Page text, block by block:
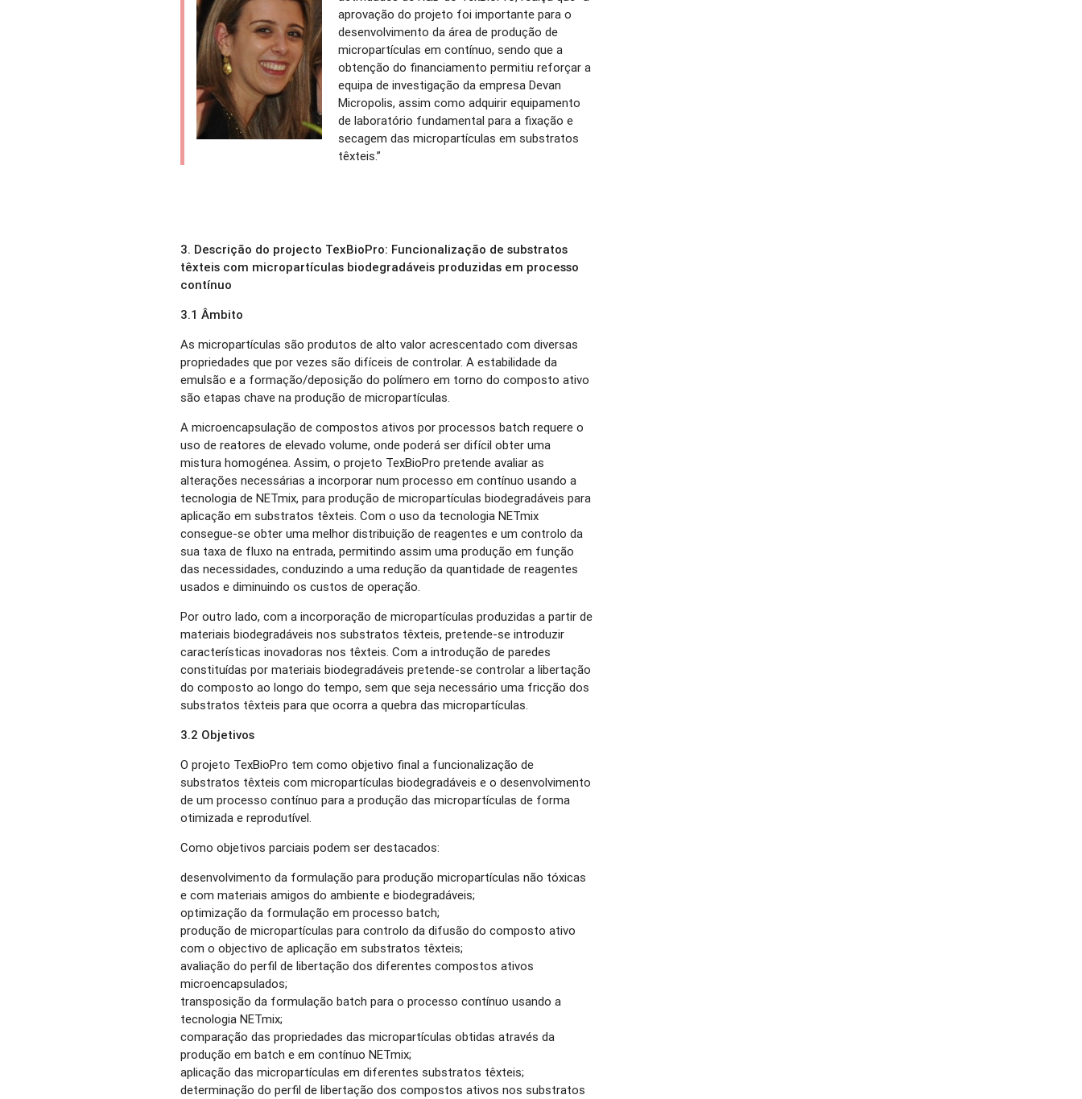
aprovação do projeto foi importante para o
desenvolvimento da área de produção de
micropartículas em contínuo, sendo que a
obtenção do financiamento permitiu reforçar a
equipa de investigação da empresa Devan
Micropolis, assim como adquirir equipamento
de laboratório fundamental para a fixação e
secagem das micropartículas em substratos
têxteis.”
3. Descrição do projecto TexBioPro: Funcionalização de substratos
têxteis com micropartículas biodegradáveis produzidas em processo
contínuo
3.1 Âmbito
As micropartículas são produtos de alto valor acrescentado com diversas
propriedades que por vezes são difíceis de controlar. A estabilidade da
emulsão e a formação/deposição do polímero em torno do composto ativo
são etapas chave na produção de micropartículas.
A microencapsulação de compostos ativos por processos batch requere o
uso de reatores de elevado volume, onde poderá ser difícil obter uma
mistura homogénea. Assim, o projeto TexBioPro pretende avaliar as
alterações necessárias a incorporar num processo em contínuo usando a
tecnologia de NETmix, para produção de micropartículas biodegradáveis para
aplicação em substratos têxteis. Com o uso da tecnologia NETmix
consegue-se obter uma melhor distribuição de reagentes e um controlo da
sua taxa de fluxo na entrada, permitindo assim uma produção em função
das necessidades, conduzindo a uma redução da quantidade de reagentes
usados e diminuindo os custos de operação.
Por outro lado, com a incorporação de micropartículas produzidas a partir de
materiais biodegradáveis nos substratos têxteis, pretende-se introduzir
características inovadoras nos têxteis. Com a introdução de paredes
constituídas por materiais biodegradáveis pretende-se controlar a libertação
do composto ao longo do tempo, sem que seja necessário uma fricção dos
substratos têxteis para que ocorra a quebra das micropartículas.
3.2 Objetivos
O projeto TexBioPro tem como objetivo final a funcionalização de
substratos têxteis com micropartículas biodegradáveis e o desenvolvimento
de um processo contínuo para a produção das micropartículas de forma
otimizada e reprodutível.
Como objetivos parciais podem ser destacados:
desenvolvimento da formulação para produção micropartículas não tóxicas
e com materiais amigos do ambiente e biodegradáveis;
optimização da formulação em processo batch;
produção de micropartículas para controlo da difusão do composto ativo
com o objectivo de aplicação em substratos têxteis;
avaliação do perfil de libertação dos diferentes compostos ativos
microencapsulados;
transposição da formulação batch para o processo contínuo usando a
tecnologia NETmix;
comparação das propriedades das micropartículas obtidas através da
produção em batch e em contínuo NETmix;
aplicação das micropartículas em diferentes substratos têxteis;
determinação do perfil de libertação dos compostos ativos nos substratos